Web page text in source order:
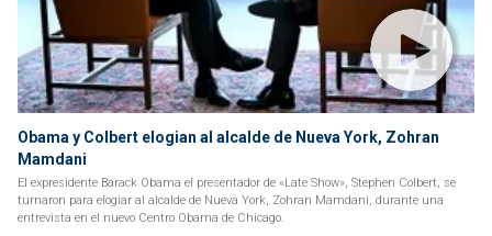
Obama y Colbert elogian al alcalde de Nueva York, Zohran
Mamdani
El expresidente Barack Obama el presentador de «Late Show», Stephen Colbert, se
turnaron para elogiar al alcalde de Nueva York, Zohran Mamdani, durante una
entrevista en el nuevo Centro Obama de Chicago.